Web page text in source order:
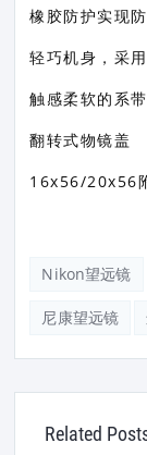
橡胶防护实现
轻巧机身，采
触感柔软的系带
翻转式物镜盖
16x56/20x56
Nikon望远镜
尼康望远镜
Related